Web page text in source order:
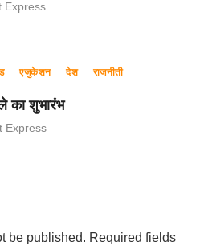
Express
एजुकेशन देश
राजनीती
का शुभारंभ
Express
be published. Required fields